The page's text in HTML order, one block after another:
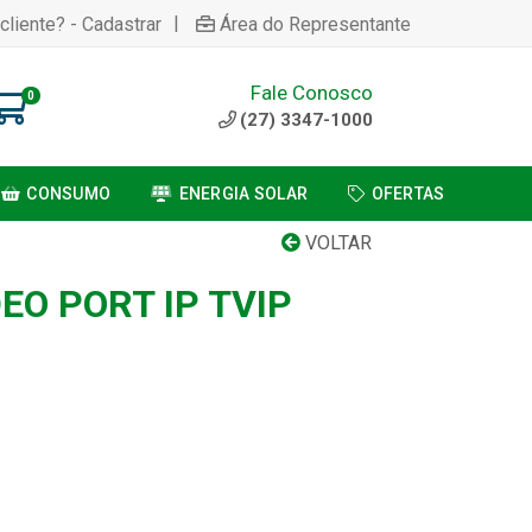
- Cadastrar | Área do Representante
0 Fale Conosco
(27) 3347-1000
CONSUMO ENERGIA SOLAR OFERTAS
VOLTAR
PORT IP TVIP